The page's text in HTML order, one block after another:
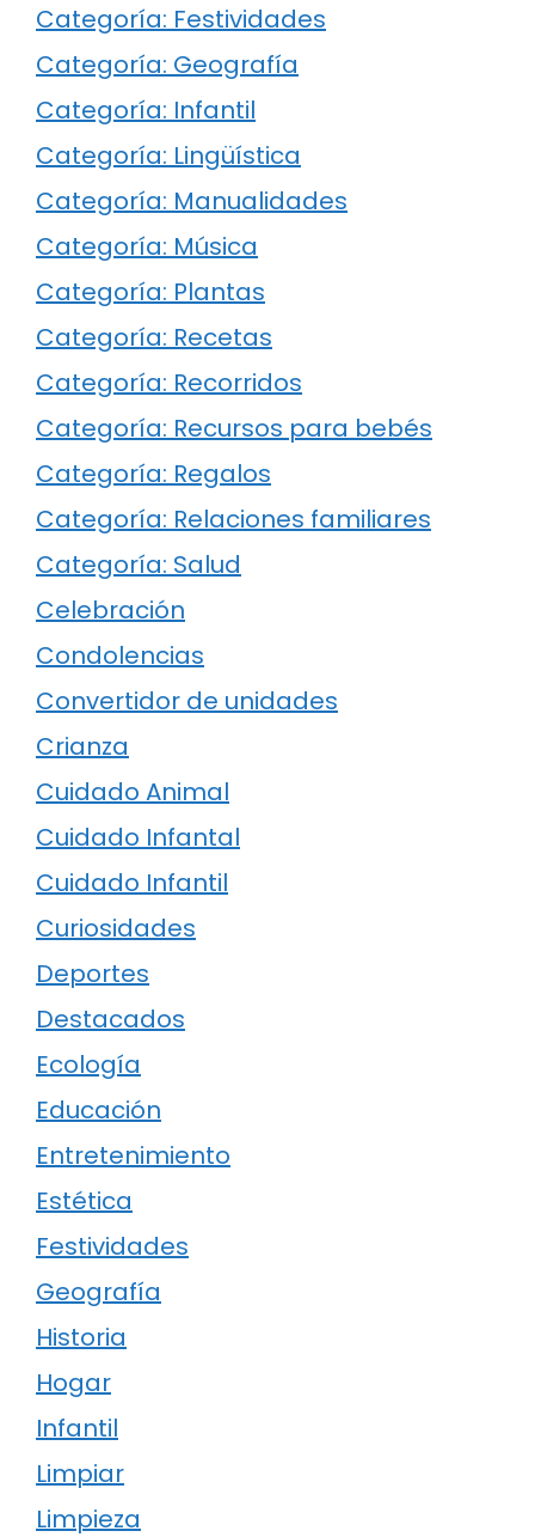
Categoría: Festividades
Categoría: Geografía
Categoría: Infantil
Categoría: Lingüística
Categoría: Manualidades
Categoría: Música
Categoría: Plantas
Categoría: Recetas
Categoría: Recorridos
Categoría: Recursos para bebés
Categoría: Regalos
Categoría: Relaciones familiares
Categoría: Salud
Celebración
Condolencias
Convertidor de unidades
Crianza
Cuidado Animal
Cuidado Infantal
Cuidado Infantil
Curiosidades
Deportes
Destacados
Ecología
Educación
Entretenimiento
Estética
Festividades
Geografía
Historia
Hogar
Infantil
Limpiar
Limpieza